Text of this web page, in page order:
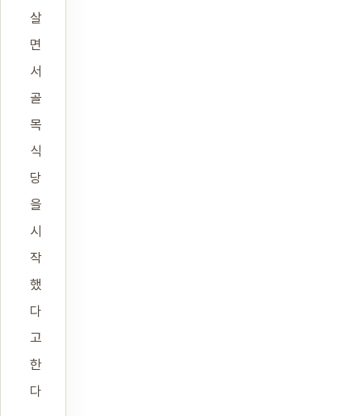
살
면
서
골
목
식
당
을
시
작
했
다
고
한
다